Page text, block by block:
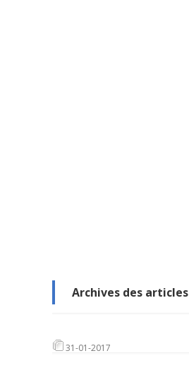
Archives des articles
31-01-2017